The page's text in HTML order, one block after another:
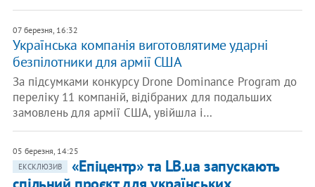
07 березня, 16:32
​Українська компанія виготовлятиме ударні
безпілотники для армії США
За підсумками конкурсу Drone Dominance Program до
переліку 11 компаній, відібраних для подальших
замовлень для армії США, увійшла і…
05 березня, 14:25
ЕКСКЛЮЗИВ
«Епіцентр» та LB.ua запускають